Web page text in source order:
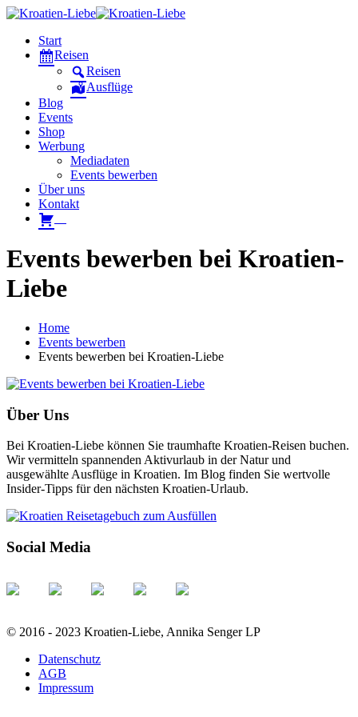
Start
Reisen
Reisen
Ausflüge
Blog
Events
Shop
Werbung
Mediadaten
Events bewerben
Über uns
Kontakt
Events bewerben bei Kroatien-
Liebe
Home
Events bewerben
Events bewerben bei Kroatien-Liebe
Über Uns
Bei Kroatien-Liebe können Sie traumhafte Kroatien-Reisen buchen.
Wir vermitteln spannenden Aktivurlaub in der Natur und
ausgewählte Ausflüge in Kroatien. Im Blog finden Sie wertvolle
Insider-Tipps für den nächsten Kroatien-Urlaub.
Social Media
© 2016 - 2023 Kroatien-Liebe, Annika Senger LP
Datenschutz
AGB
Impressum